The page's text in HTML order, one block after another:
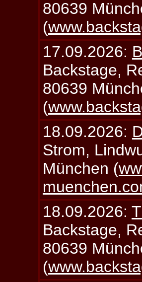
80639
(
17.09.2026:
Backstage,
80639
(
18.09.2026:
Strom,
München (
18.09.2026:
Backstage,
80639
(